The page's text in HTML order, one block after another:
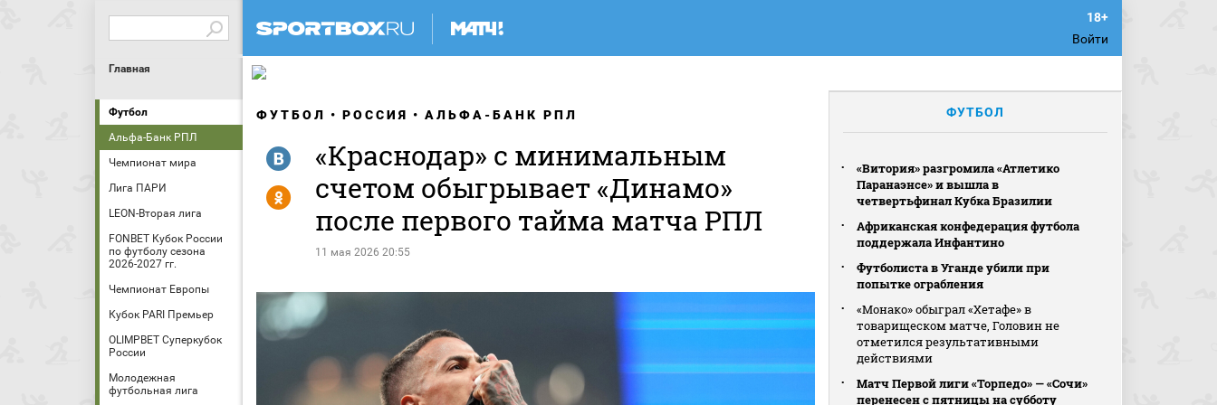
Войти
Главная
Футбол
Альфа-Банк РПЛ
Чемпионат мира
Лига ПАРИ
LEON-Вторая лига
FONBET Кубок России
по футболу сезона
2026-2027 гг.
Чемпионат Европы
Кубок PARI Премьер
OLIMPBET Суперкубок
России
Молодежная
футбольная лига
ФУТБОЛ РОССИЯ АЛЬФА-БАНК РПЛ
«Краснодар» с минимальным
счетом обыгрывает «Динамо»
после первого тайма матча РПЛ
11 мая 2026 20:55
R
Y
ФУТБОЛ
«Витория» разгромила «Атлетико
Паранаэнсе» и вышла в
четвертьфинал Кубка Бразилии
Африканская конфедерация футбола
поддержала Инфантино
Футболиста в Уганде убили при
попытке ограбления
«Монако» обыграл «Хетафе» в
товарищеском матче, Головин не
отметился результативными
действиями
Матч Первой лиги «Торпедо» — «Сочи»
перенесен с пятницы на субботу